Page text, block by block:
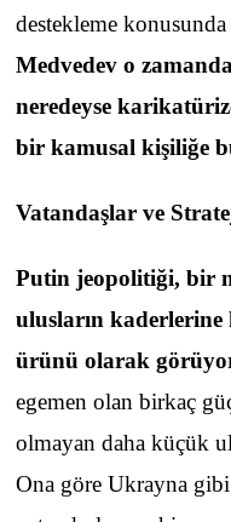
destekleme
Medvedev o
neredeyse
bir kamusal kişiliğe
Vatandaşlar ve
Putin jeopolitiği, bir
ulusların
ürünü olarak
egemen olan birkaç
olmayan daha küçük
Ona göre Ukrayna